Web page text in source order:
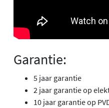
Garantie:
5 jaar garantie
2 jaar garantie op
10 jaar garantie op